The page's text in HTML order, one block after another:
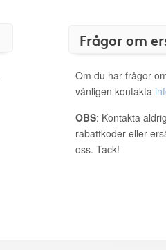
Frågor om
Om du har frågor
vänligen kontakta
OBS: Kontakta
rabattkoder eller
oss. Tack!